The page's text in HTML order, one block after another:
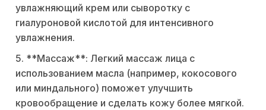
увлажняющий крем или сыворотку с
гиалуроновой кислотой для интенсивного
увлажнения.
5. **Массаж**: Легкий массаж лица с
использованием масла (например, кокосового
или миндального) поможет улучшить
кровообращение и сделать кожу более мягкой.